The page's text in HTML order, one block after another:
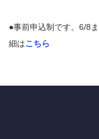
●事前申込制です。6/8
細はこちら